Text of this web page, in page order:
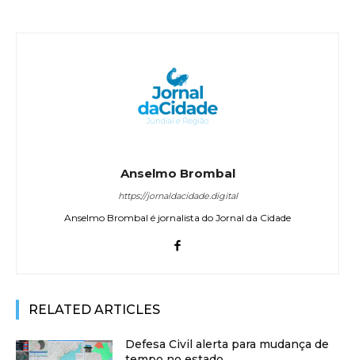
Anselmo Brombal
https://jornaldacidade.digital
Anselmo Brombal é jornalista do Jornal da Cidade
RELATED ARTICLES
Defesa Civil alerta para mudança de